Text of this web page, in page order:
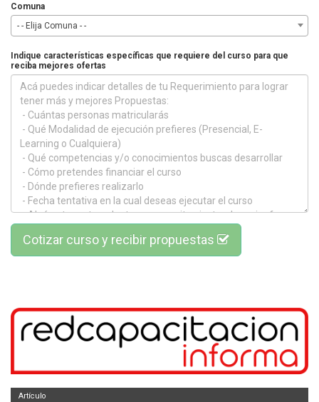
Comuna
- - Elija Comuna - -
Indique características específicas que requiere del curso para que
reciba mejores ofertas
Cotizar curso y recibir propuestas
Artículo